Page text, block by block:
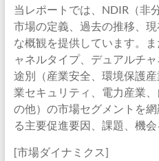
当レポートでは、NDIR（非
市場の定義、過去の推移、
な概観を提供しています。
ャネルタイプ、デュアルチ
途別（産業安全、環境保護
業セキュリティ、電力産業
の他）の市場セグメントを
る主要促進要因、課題、機会
[市場ダイナミクス]